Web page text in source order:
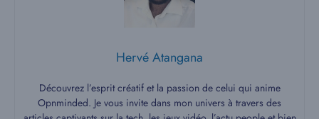
Hervé Atangana
Découvrez l’esprit créatif et la passion de celui qui anime
Opnminded. Je vous invite dans mon univers à travers des